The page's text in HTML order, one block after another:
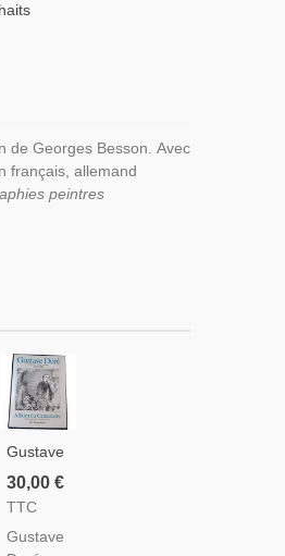
de Georges Besson. Avec
français, allemand
peintres
Gustave
Doré ,
Album
Centenaire,
30,00 €
TTC
Gustave